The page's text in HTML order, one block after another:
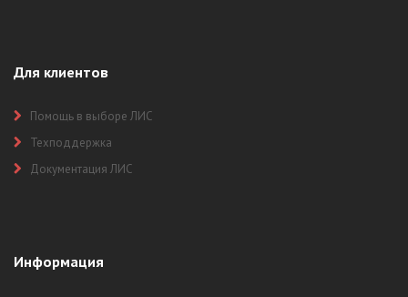
Для клиентов
Помощь в выборе ЛИС
Техподдержка
Документация ЛИС
Информация